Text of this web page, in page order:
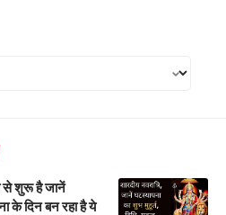
शुरू है जानें
के दिन बन रहा है ये